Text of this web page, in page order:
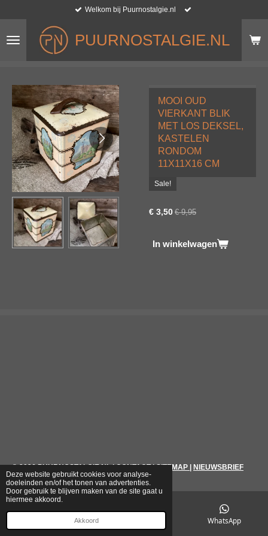
Deze website gebruikt cookies voor analyse-
doeleinden en/of het tonen van advertenties.
Door gebruik te blijven maken van de site gaat u
hiermee akkoord.
Akkoord
naar
hoofdinhoud
PUURNOSTALGIE.NL
Welkom bij Puurnostalgie.nl
MOOI OUD
VIERKANT BLIK
MET LOS DEKSEL,
KASTELEN
RONDOM
11X11X16 CM
Sale!
€ 3,50 € 9,95
In winkelwagen
© 2026 PUURNOSTALGIE.NL|CONTACT|SITEMAP NIEUWSBRIEF
WhatsApp